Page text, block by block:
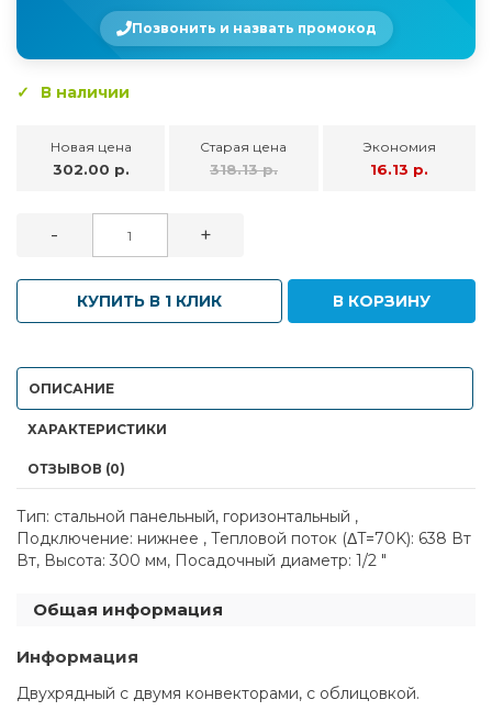
Позвонить и назвать промокод
В наличии
Новая цена
302.00 р.
Старая цена
318.13 р.
Экономия
16.13 р.
- +
КУПИТЬ В 1 КЛИК В КОРЗИНУ
ОПИСАНИЕ
ХАРАКТЕРИСТИКИ
ОТЗЫВОВ (0)
Тип: стальной панельный, горизонтальный ,
Подключение: нижнее , Тепловой поток (ΔT=70K): 638 Вт
Вт, Высота: 300 мм, Посадочный диаметр: 1/2 "
Общая информация
Информация
Двухрядный с двумя конвекторами, с облицовкой.